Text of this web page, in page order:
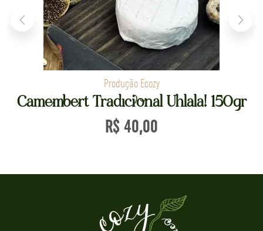
Produção Ecozy
Camembert Tradicional Uhlala! 150gr
R$ 40,00